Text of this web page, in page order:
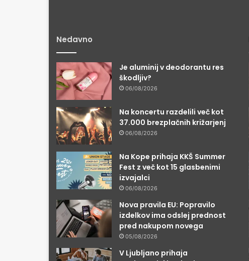
Nedavno
Je aluminij v deodorantu res
škodljiv?
06/08/2026
Na koncertu razdelili več kot
37.000 brezplačnih križarjenj
06/08/2026
Na Kope prihaja KKŠ Summer
Fest z več kot 15 glasbenimi
izvajalci
06/08/2026
Nova pravila EU: Popravilo
izdelkov ima odslej prednost
pred nakupom novega
05/08/2026
V Ljubljano prihaja